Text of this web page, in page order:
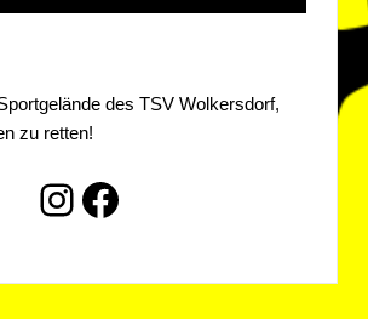
des TSV Wolkersdorf,
zu retten!
Instagram
Facebook